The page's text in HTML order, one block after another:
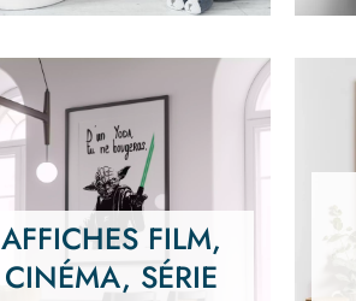
AFFICHES FILM,
CINÉMA, SÉRIE